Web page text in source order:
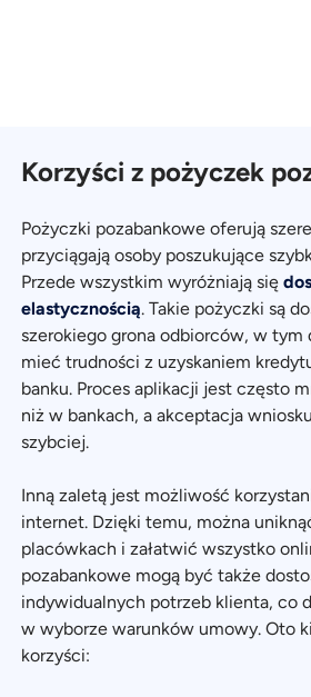
Korzyści z pożyczek
Pożyczki pozabankowe oferują
przyciągają osoby poszukujące
Przede wszystkim wyróżniają się
elastycznością. Takie pożyczki są
szerokiego grona odbiorców, w tym
mieć trudności z uzyskaniem
banku. Proces aplikacji jest często
niż w bankach, a akceptacja
szybciej.
Inną zaletą jest możliwość
internet. Dzięki temu, można
placówkach i załatwić wszystko
pozabankowe mogą być także
indywidualnych potrzeb klienta, co
w wyborze warunków umowy. Oto
korzyści: